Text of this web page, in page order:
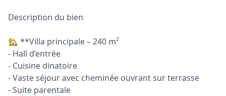
Description du bien
🏡 **Villa principale – 240 m²
- Hall d’entrée
- Cuisine dinatoire
- Vaste séjour avec cheminée ouvrant sur terrasse
- Suite parentale